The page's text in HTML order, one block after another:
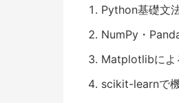
Python基礎文
NumPy・
Matplotlibによ
scikit-learnで